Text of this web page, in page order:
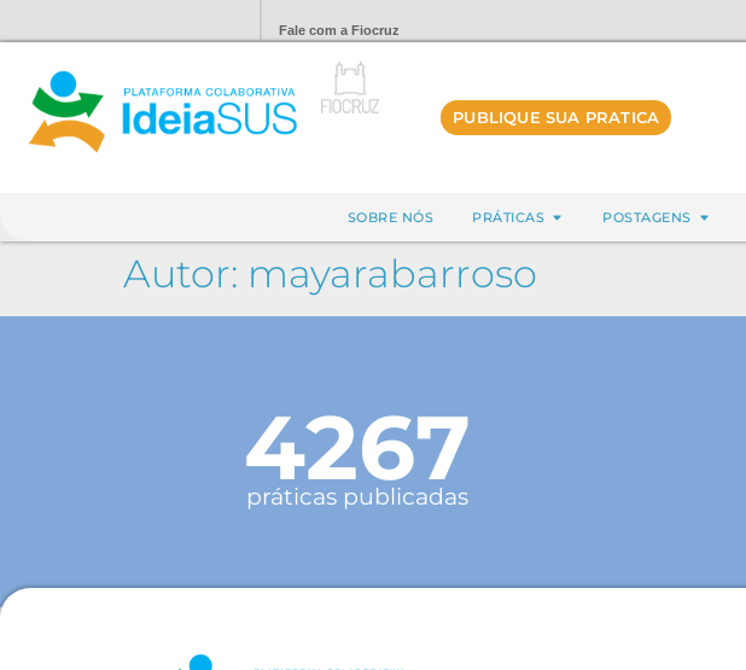
Fale com a Fiocruz
PUBLIQUE SUA PRATICA
SOBRE NÓS PRÁTICAS POSTAGENS
Autor: mayarabarroso
4267
práticas publicadas